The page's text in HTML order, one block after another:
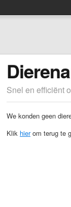
Snel en efficiënt
We konden geen
Klik hierom terug te